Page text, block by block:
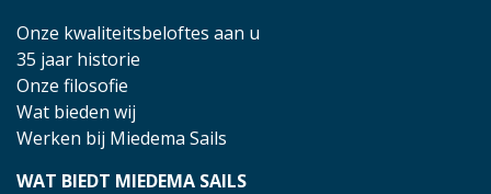
Onze kwaliteitsbeloftes aan u
35 jaar historie
Onze filosofie
Wat bieden wij
Werken bij Miedema Sails
WAT BIEDT MIEDEMA SAILS